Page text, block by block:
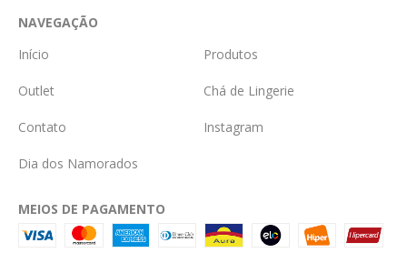
NAVEGAÇÃO
Início
Produtos
Outlet Chá de Lingerie
Contato Instagram
Dia dos Namorados
MEIOS DE PAGAMENTO